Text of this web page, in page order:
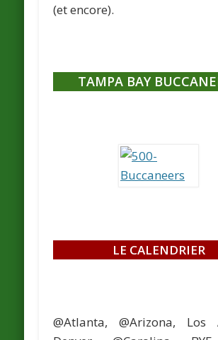
(et encore).
TAMPA BAY
LE CALENDRIER
@Atlanta, @Arizona, Los